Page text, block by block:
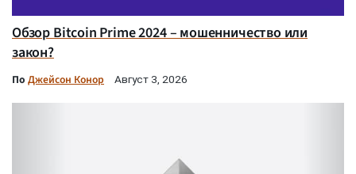
Обзор Bitcoin Prime 2024 – мошенничество или
закон?
По Джейсон Конор Август 3, 2026